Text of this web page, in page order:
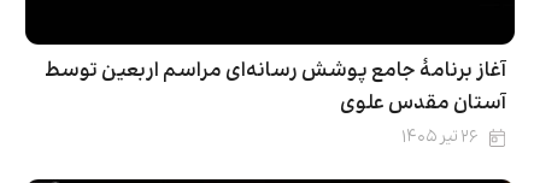
آغاز برنامۀ جامع پوشش رسانه‌ای مراسم اربعین توسط
آستان مقدس علوی
۲۶ تیر ۱۴۰۵